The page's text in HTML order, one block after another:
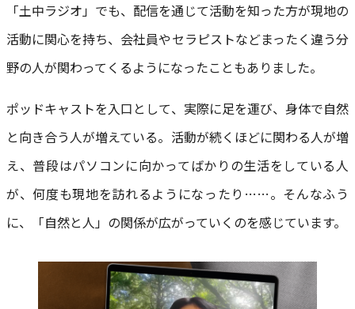
「土中ラジオ」でも、配信を通じて活動を知った方が現地の
活動に関心を持ち、会社員やセラピストなどまったく違う分
野の人が関わってくるようになったこともありました。
ポッドキャストを入口として、実際に足を運び、身体で自然
と向き合う人が増えている。活動が続くほどに関わる人が増
え、普段はパソコンに向かってばかりの生活をしている人
が、何度も現地を訪れるようになったり……。そんなふう
に、「自然と人」の関係が広がっていくのを感じています。